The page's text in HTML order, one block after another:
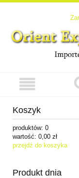
Koszyk
produktów: 0
wartość: 0,00 zł
przejdź do koszyka
Produkt dnia